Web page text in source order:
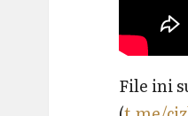
File ini